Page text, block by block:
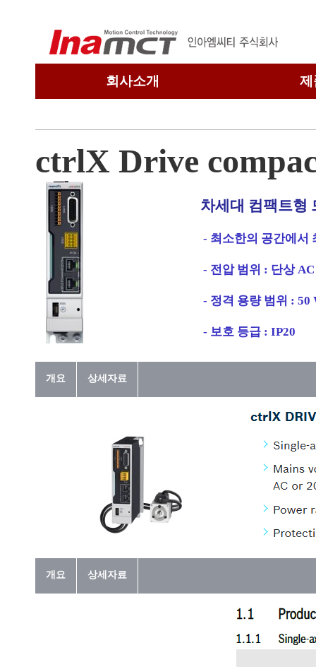
회사소개 제
관련회사
ctrlX Drive
차세대 컴팩트형
- 최소한의 공간에서
- 전압 범위 : 단상 AC
- 정격 용량 범위 : 50
- 보호 등급 : IP20
개요 상세자료
개요 상세자료